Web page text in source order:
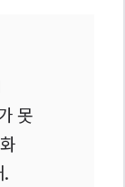
못
.